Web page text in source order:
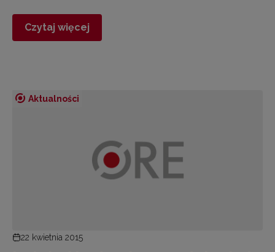
Czytaj więcej
Aktualności
22 kwietnia 2015